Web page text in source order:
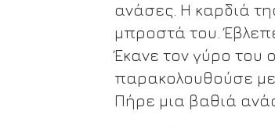
ανάσες. Η καρδιά
μπροστά του.
Έκανε τον γύρο του
παρακολουθούσε με
Πήρε μια βαθιά